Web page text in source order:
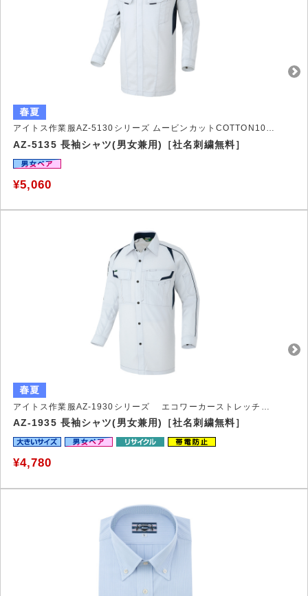
アイトス作業服AZ-5130シリーズ ムービンカットCOTTON100％作業服
AZ-5135 長袖シャツ(男女兼用)［社名刺繍無料］
¥5,060
AZ-1935 長袖シャツ(男女兼用)［社名刺繍無料］
¥4,780